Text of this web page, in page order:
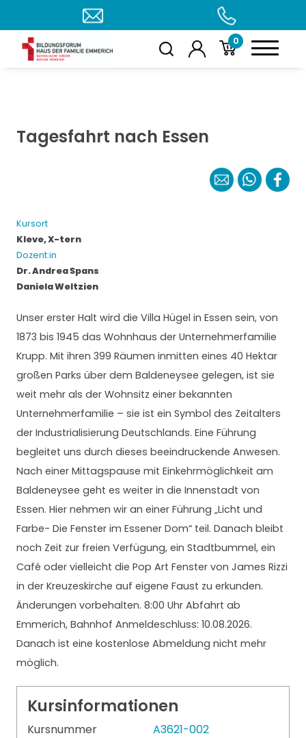
0
Tagesfahrt nach Essen
Dozent:in
Dr. Andrea Spans
Daniela Weltzien
Kursort
Kleve, X-tern
Unser erster Halt wird die Villa Hügel in Essen sein, von
1873 bis 1945 das Wohnhaus der Unternehmerfamilie
Krupp. Mit ihren 399 Räumen inmitten eines 40 Hektar
großen Parks über dem Baldeneysee gelegen, ist sie
weit mehr als der Wohnsitz einer bekannten
Unternehmerfamilie – sie ist ein Symbol des Zeitalters
der Industrialisierung Deutschlands. Eine Führung
begleitet uns durch dieses beeindruckende Anwesen.
Nach einer Mittagspause mit Einkehrmöglichkeit am
Baldeneysee geht es weiter in die Innenstadt von
Essen. Hier nehmen wir an einer Führung „Licht und
Farbe- Die Fenster im Essener Dom“ teil. Danach bleibt
noch Zeit zur freien Verfügung, ein Stadtbummel, ein
Café oder vielleicht die Pop Art Fenster von James Rizzi
in der Kreuzeskirche auf eigene Faust zu erkunden.
Änderungen vorbehalten. 8:00 Uhr Abfahrt ab
Emmerich, Bahnhof Anmeldeschluss: 10.08.2026.
Danach ist eine kostenlose Abmeldung nicht mehr
möglich.
Kursinformationen
Kursnummer
A3621-002